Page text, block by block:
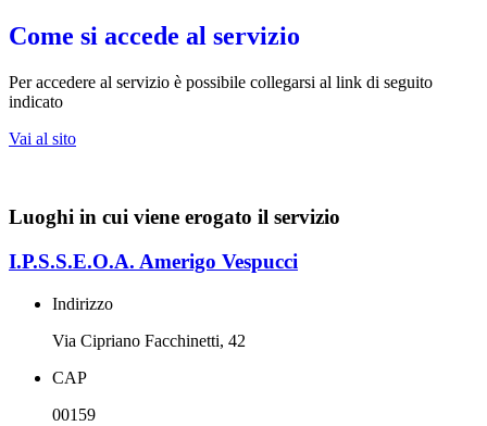
Come si accede al servizio
Per accedere al servizio è possibile collegarsi al link di seguito
indicato
Vai al sito
Luoghi in cui viene erogato il servizio
I.P.S.S.E.O.A. Amerigo Vespucci
Indirizzo
Via Cipriano Facchinetti, 42
CAP
00159